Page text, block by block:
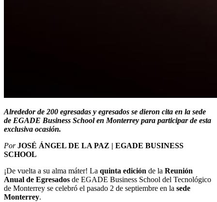
Alrededor de 200 egresadas y egresados se dieron cita en la sede
de EGADE Business School en Monterrey para participar de esta
exclusiva ocasión.
Por JOSÉ ÁNGEL DE LA PAZ | EGADE BUSINESS
SCHOOL
¡De vuelta a su alma máter! La quinta edición de la Reunión
Anual de Egresados de EGADE Business School del Tecnológico
de Monterrey se celebró el pasado 2 de septiembre en la sede
Monterrey.